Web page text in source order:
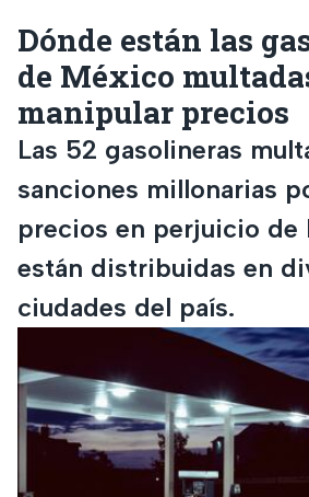
Dónde están las
de México
manipular precios
Las 52 gasolineras
sanciones millonarias
precios en perjuicio de
están distribuidas en
ciudades del país.